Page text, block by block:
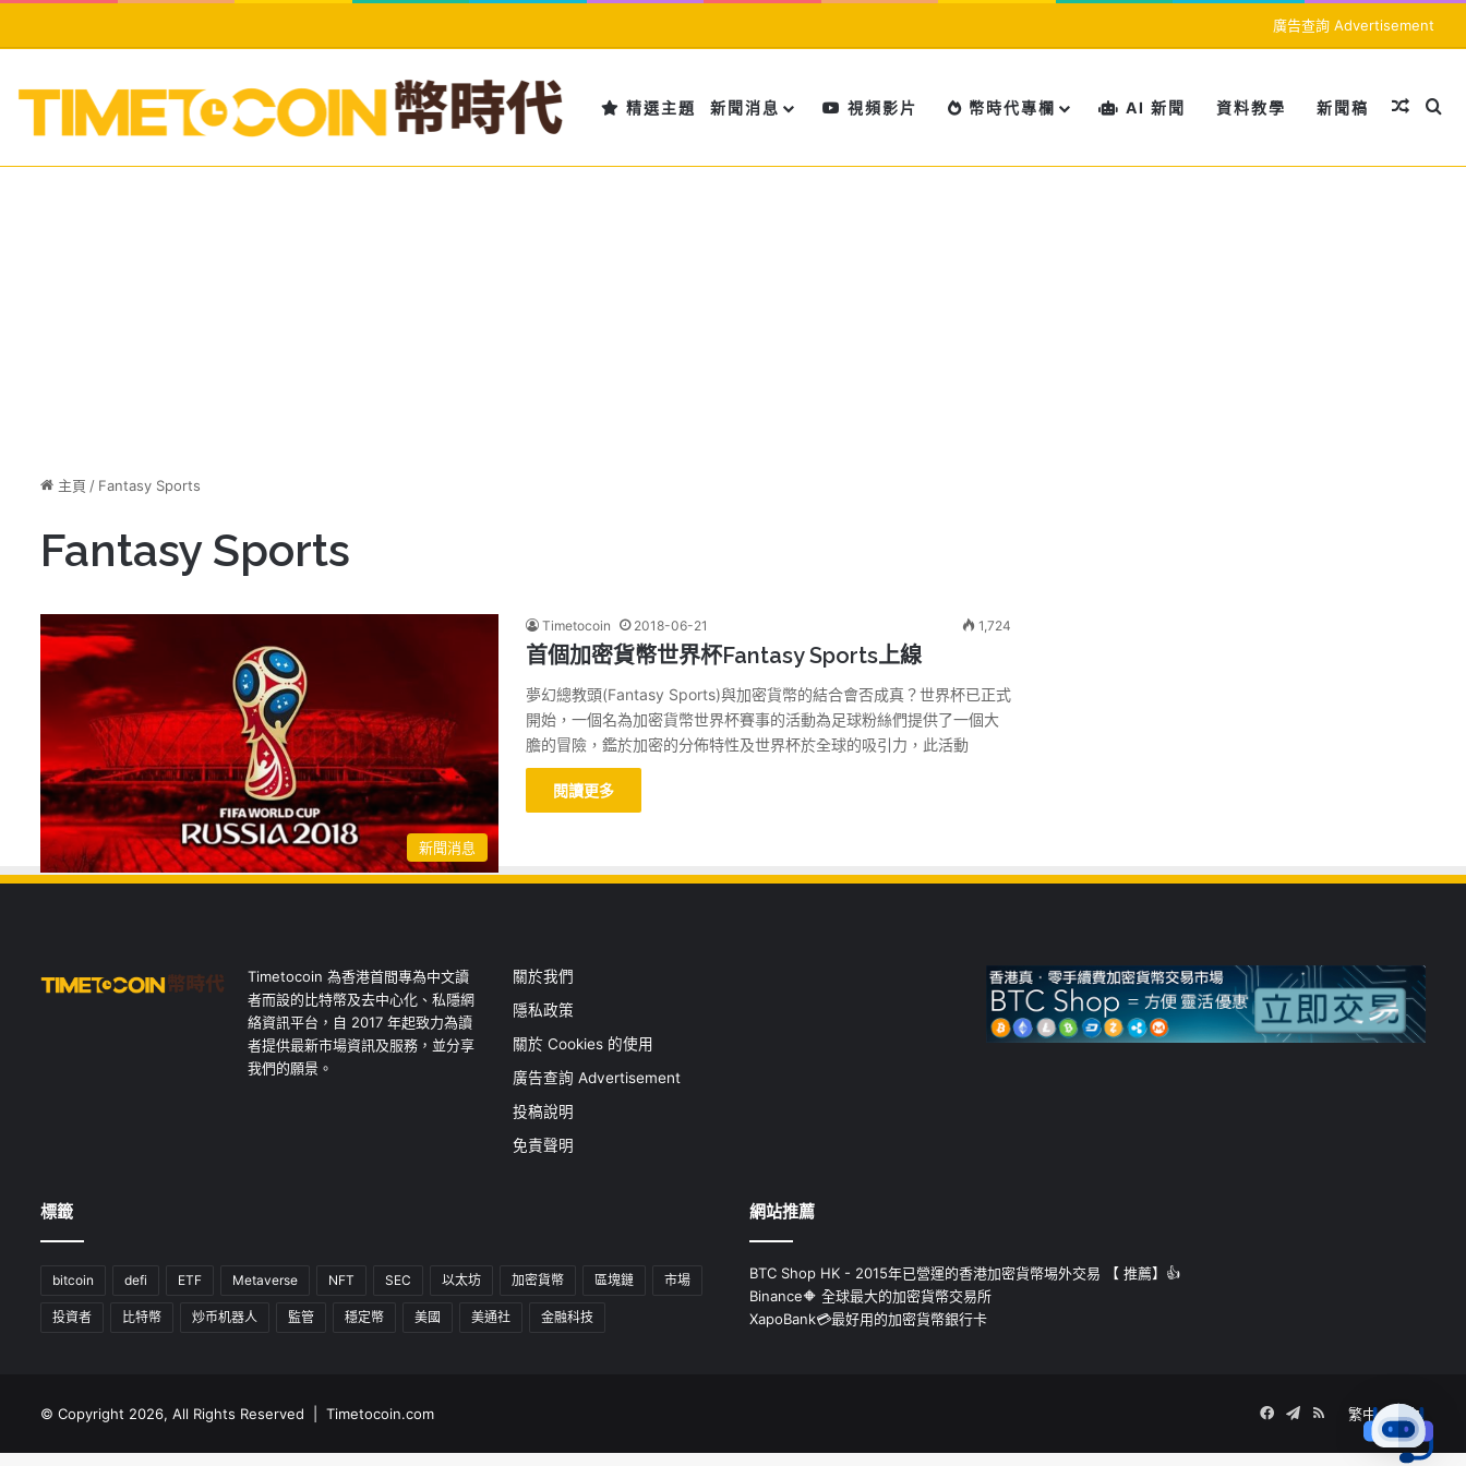
廣告查詢 Advertisement
精選主題 新聞消息 視頻影片 幣時代專欄 AI 新聞 資料教學 新聞稿 隨機文
搜
主頁 / Fantasy Sports
Fantasy Sports
新聞消息
Timetocoin 2018-06-21 1,724
首個加密貨幣世界杯Fantasy Sports上線
夢幻總教頭(Fantasy Sports)與加密貨幣的結合會否成真？世界杯已正式
開始，一個名為加密貨幣世界杯賽事的活動為足球粉絲們提供了一個大
膽的冒險，鑑於加密的分佈特性及世界杯於全球的吸引力，此活動
閱讀更多
Timetocoin 為香港首間專為中文讀
者而設的比特幣及去中心化、私隱網
絡資訊平台，自 2017 年起致力為讀
者提供最新市場資訊及服務，並分享
我們的願景。
關於我們
隱私政策
關於 Cookies 的使用
廣告查詢 Advertisement
投稿說明
免責聲明
標籤
bitcoin defi ETF Metaverse NFT SEC 以太坊 加密貨幣 區塊鏈 市場
投資者 比特幣 炒币机器人 監管 穩定幣 美國 美通社 金融科技
網站推薦
BTC Shop HK - 2015年已營運的香港加密貨幣埸外交易 【 推薦】👍
Binance🔶 全球最大的加密貨幣交易所
XapoBank💳最好用的加密貨幣銀行卡
© Copyright 2026, All Rights Reserved | Timetocoin.com 繁中 簡中
Facebook
Telegram
RSS